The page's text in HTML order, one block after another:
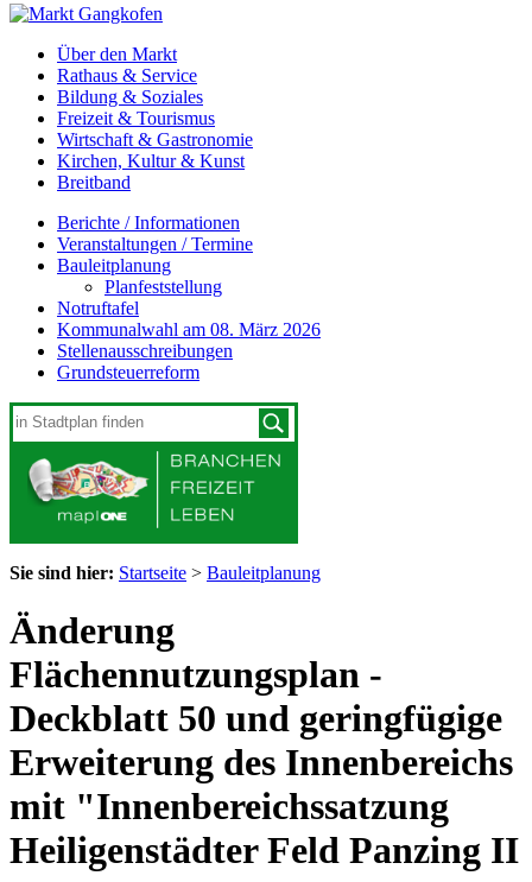
Über den Markt
Rathaus & Service
Bildung & Soziales
Freizeit & Tourismus
Wirtschaft & Gastronomie
Kirchen, Kultur & Kunst
Breitband
Berichte / Informationen
Veranstaltungen / Termine
Bauleitplanung
Planfeststellung
Notruftafel
Kommunalwahl am 08. März 2026
Stellenausschreibungen
Grundsteuerreform
Sie sind hier: Startseite > Bauleitplanung
Änderung
Flächennutzungsplan -
Deckblatt 50 und geringfügige
Erweiterung des Innenbereichs
mit "Innenbereichssatzung
Heiligenstädter Feld Panzing II